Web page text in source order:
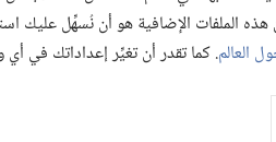
الملفات الإضافية هو أن نُسهِّل عليك
العالم. كما تقدر أن تغيِّر إعداداتك في
Bible and Tract Society of